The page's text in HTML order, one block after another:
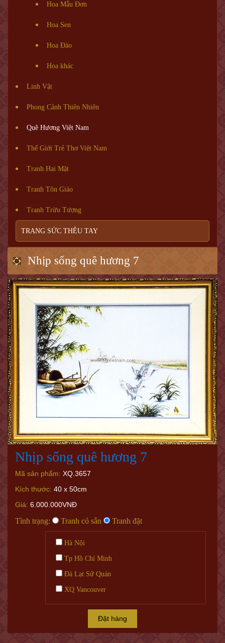
Hoa Mẫu Đơn
Hoa Sen
Hoa Đào
Hoa khác
Linh Vật
Phong Cảnh Thiên Nhiên
Quê Hương Việt Nam
Thế Giới Trẻ Thơ Việt Nam
Tranh Hai Mặt
Tranh Tôn Giáo
Tranh Trừu Tượng
TRANG SỨC THÊU TAY
Nhịp sống quê hương 7
Nhịp sống quê hương 7
Mã sản phẩm: XQ.3657
Kích thước: 40 x 50cm
Giá: 6.000.000VNĐ
Tình trạng: Tranh có sẵn Tranh đặt
Hà Nội
Tp Hồ Chí Minh
Đà Lạt Sử Quán
XQ Vancouver
Đặt hàng